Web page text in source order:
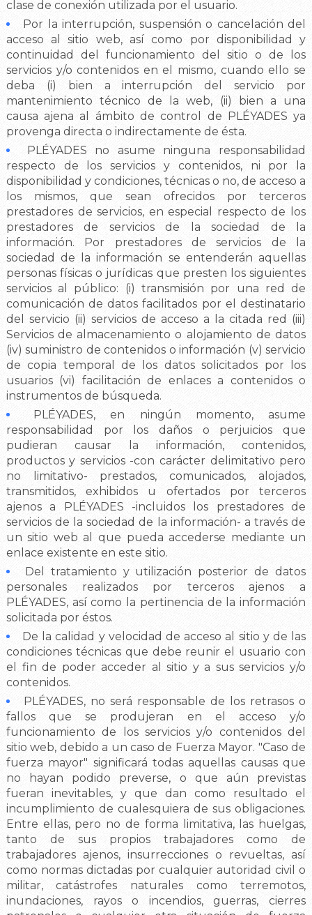
clase de conexión utilizada por el usuario.
Por la interrupción, suspensión o cancelación del
acceso al sitio web, así como por disponibilidad y
continuidad del funcionamiento del sitio o de los
servicios y/o contenidos en el mismo, cuando ello se
deba (i) bien a interrupción del servicio por
mantenimiento técnico de la web, (ii) bien a una
causa ajena al ámbito de control de PLÉYADES ya
provenga directa o indirectamente de ésta.
PLÉYADES no asume ninguna responsabilidad
respecto de los servicios y contenidos, ni por la
disponibilidad y condiciones, técnicas o no, de acceso a
los mismos, que sean ofrecidos por terceros
prestadores de servicios, en especial respecto de los
prestadores de servicios de la sociedad de la
información. Por prestadores de servicios de la
sociedad de la información se entenderán aquellas
personas físicas o jurídicas que presten los siguientes
servicios al público: (i) transmisión por una red de
comunicación de datos facilitados por el destinatario
del servicio (ii) servicios de acceso a la citada red (iii)
Servicios de almacenamiento o alojamiento de datos
(iv) suministro de contenidos o información (v) servicio
de copia temporal de los datos solicitados por los
usuarios (vi) facilitación de enlaces a contenidos o
instrumentos de búsqueda.
PLÉYADES, en ningún momento, asume
responsabilidad por los daños o perjuicios que
pudieran causar la información, contenidos,
productos y servicios -con carácter delimitativo pero
no limitativo- prestados, comunicados, alojados,
transmitidos, exhibidos u ofertados por terceros
ajenos a PLÉYADES -incluidos los prestadores de
servicios de la sociedad de la información- a través de
un sitio web al que pueda accederse mediante un
enlace existente en este sitio.
Del tratamiento y utilización posterior de datos
personales realizados por terceros ajenos a
PLÉYADES, así como la pertinencia de la información
solicitada por éstos.
De la calidad y velocidad de acceso al sitio y de las
condiciones técnicas que debe reunir el usuario con
el fin de poder acceder al sitio y a sus servicios y/o
contenidos.
PLÉYADES, no será responsable de los retrasos o
fallos que se produjeran en el acceso y/o
funcionamiento de los servicios y/o contenidos del
sitio web, debido a un caso de Fuerza Mayor. "Caso de
fuerza mayor" significará todas aquellas causas que
no hayan podido preverse, o que aún previstas
fueran inevitables, y que dan como resultado el
incumplimiento de cualesquiera de sus obligaciones.
Entre ellas, pero no de forma limitativa, las huelgas,
tanto de sus propios trabajadores como de
trabajadores ajenos, insurrecciones o revueltas, así
como normas dictadas por cualquier autoridad civil o
militar, catástrofes naturales como terremotos,
inundaciones, rayos o incendios, guerras, cierres